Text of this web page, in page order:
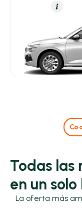
1.0 TSI 70kW
5,40 l/100 Km95cv
21.999€
P.V.P. contado
Todas las
en un
La oferta más